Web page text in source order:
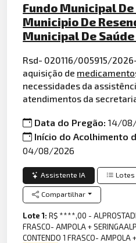
Fundo Municipal
Municipio De
Municipal De Saúde
Rsd- 020116/005915/
aquisição de medicamento
necessidades da
atendimentos da
Data do Pregão:14/
Início do Acolhimento
04/08/2026
Assistente IA Lotes
Compartilhar
Lote 1:R$ ****,00 -
FRASCO- AMPOLA +
CONTENDO 1 FRASCO- AMPOLA